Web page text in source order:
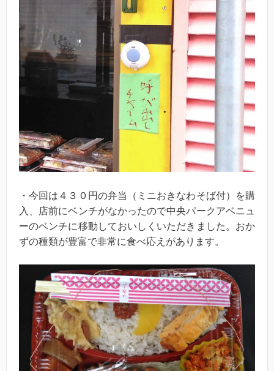
・今回は４３０円の弁当（ミニおきなわそば付）を購
入、店前にベンチがなかったので中央パークアベニュ
ーのベンチに移動しておいしくいただきました。おか
ずの種類が豊富で非常に食べ応えがあります。